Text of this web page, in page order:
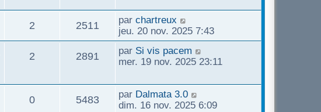
e
e
e
a
g
e
e
s
s
a
g
n
i
e
r
m
e
s
a
g
2 2511
D
e
r
n
i
r
m
e
par chartreux
jeu. 20 nov. 2025 7:43
2
p
2891
e
D
e
n
i
e
par Si vis pacem
mer. 19 nov. 2025 23:11
0R
5483V
D
e
par Dalmata 3.0
dim. 16 nov. 2025 6:09